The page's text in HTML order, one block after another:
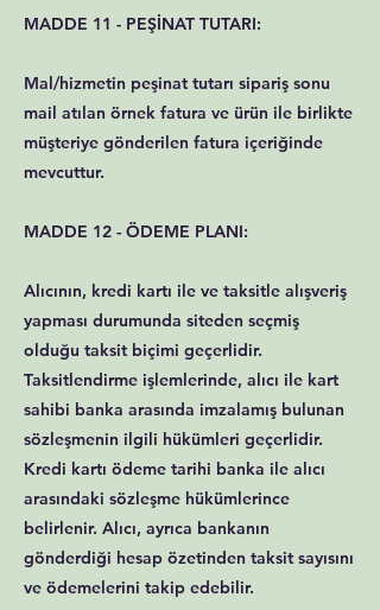
MADDE 11 - PEŞİNAT TUTARI:
Mal/hizmetin peşinat tutarı sipariş sonu
mail atılan örnek fatura ve ürün ile birlikte
müşteriye gönderilen fatura içeriğinde
mevcuttur.
MADDE 12 - ÖDEME PLANI:
Alıcının, kredi kartı ile ve taksitle alışveriş
yapması durumunda siteden seçmiş
olduğu taksit biçimi geçerlidir.
Taksitlendirme işlemlerinde, alıcı ile kart
sahibi banka arasında imzalamış bulunan
sözleşmenin ilgili hükümleri geçerlidir.
Kredi kartı ödeme tarihi banka ile alıcı
arasındaki sözleşme hükümlerince
belirlenir. Alıcı, ayrıca bankanın
gönderdiği hesap özetinden taksit sayısını
ve ödemelerini takip edebilir.